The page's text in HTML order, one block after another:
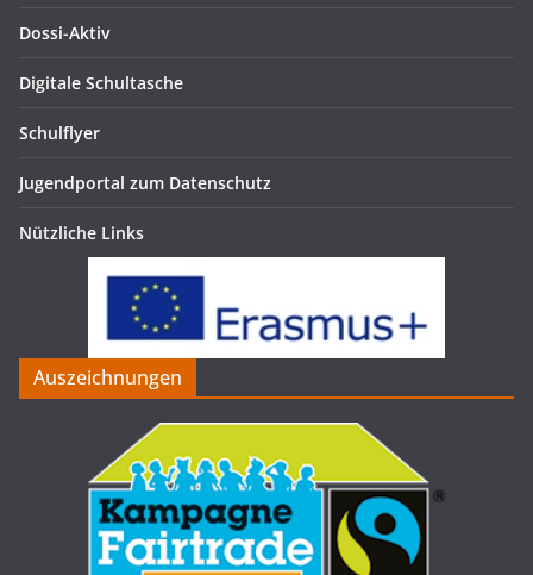
Dossi-Aktiv
Digitale Schultasche
Schulflyer
Jugendportal zum Datenschutz
Nützliche Links
Auszeichnungen